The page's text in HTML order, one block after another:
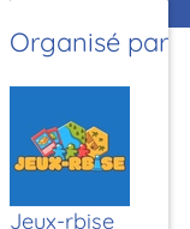
Organisé par
Jeux-rbise